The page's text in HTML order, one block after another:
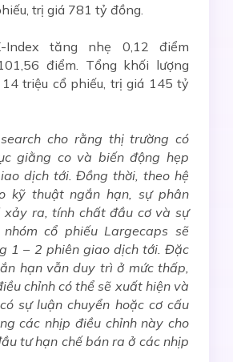
trị giá 781 tỷ đồng.
Index tăng nhẹ 0,12 điểm
điểm. Tổng khối lượng
triệu cổ phiếu, trị giá 145 tỷ
cho rằng thị trường có
giằng co và biến động hẹp
dịch tới. Đồng thời, theo hệ
kỹ thuật ngắn hạn, sự phân
xảy ra, tính chất đầu cơ và sự
cổ phiếu Largecaps sẽ
1 – 2 phiên giao dịch tới. Đặc
hạn vẫn duy trì ở mức thấp,
chỉnh có thể sẽ xuất hiện và
sự luận chuyển hoặc cơ cấu
các nhịp điều chỉnh này cho
tư hạn chế bán ra ở các nhịp